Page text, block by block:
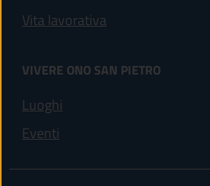
Vita lavorativa
VIVERE ONO SAN PIETRO
Luoghi
Eventi